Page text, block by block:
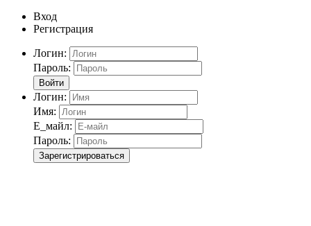
Вход
Регистрация
Логин:
Пароль:
Войти
Логин:
Имя:
Е_майл:
Пароль:
Зарегистрироваться